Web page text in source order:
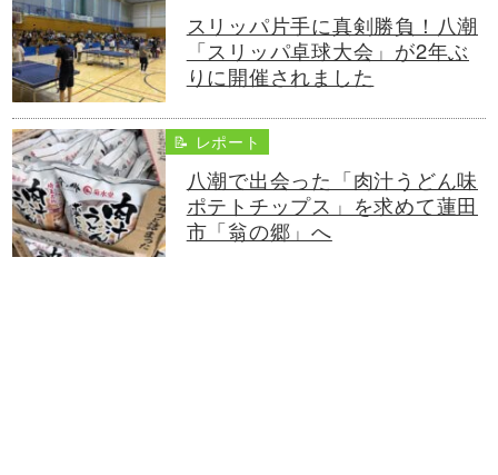
スリッパ片手に真剣勝負！八潮
「スリッパ卓球大会」が2年ぶ
りに開催されました
📝 レポート
八潮で出会った「肉汁うどん味
ポテトチップス」を求めて蓮田
市「翁の郷」へ